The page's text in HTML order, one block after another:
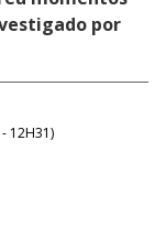
por
12H31)